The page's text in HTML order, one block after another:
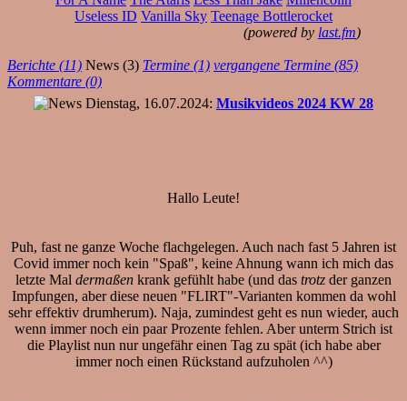
Useless ID Vanilla Sky Teenage Bottlerocket
(powered by last.fm)
Berichte (11) News (3) Termine (1) vergangene Termine (85)
Kommentare (0)
Dienstag, 16.07.2024: Musikvideos 2024 KW 28
Hallo Leute!
Puh, fast ne ganze Woche flachgelegen. Auch nach fast 5 Jahren ist
Covid immer noch kein "Spaß", keine Ahnung wann ich mich das
letzte Mal dermaßen krank gefühlt habe (und das trotz der ganzen
Impfungen, aber diese neuen "FLIRT"-Varianten kommen da wohl
sehr effektiv drumherum). Naja, zumindest geht es nun wieder, auch
wenn immer noch ein paar Prozente fehlen. Aber unterm Strich ist
die Playlist nun nur ungefähr einen Tag zu spät (ich habe aber
immer noch einen Rückstand aufzuholen ^^)